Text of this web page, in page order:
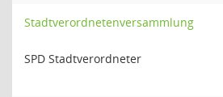
Stadtverordnetenversammlung
SPD Stadtverordneter